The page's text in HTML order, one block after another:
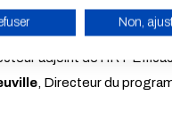
de recherche du
, Directeur de formation du
adjoint de l'IRT
, Directeur du
Non,